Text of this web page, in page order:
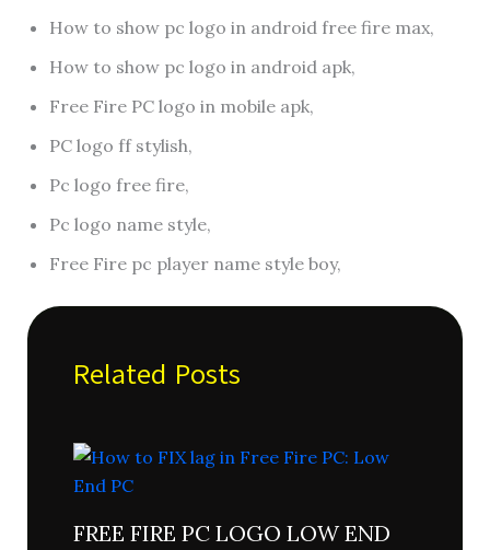
How to show pc logo in android free fire max,
How to show pc logo in android apk,
Free Fire PC logo in mobile apk,
PC logo ff stylish,
Pc logo free fire,
Pc logo name style,
Free Fire pc player name style boy,
Related Posts
FREE FIRE PC LOGO LOW END